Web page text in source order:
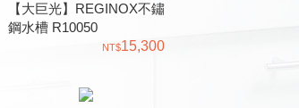
【大巨光】REGINOX不鏽
鋼水槽 R10050
15,300